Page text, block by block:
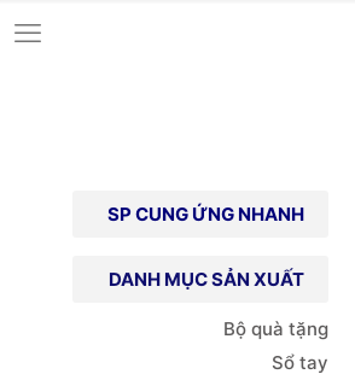
SP CUNG ỨNG NHANH
DANH MỤC SẢN XUẤT
Bộ quà tặng
Sổ tay